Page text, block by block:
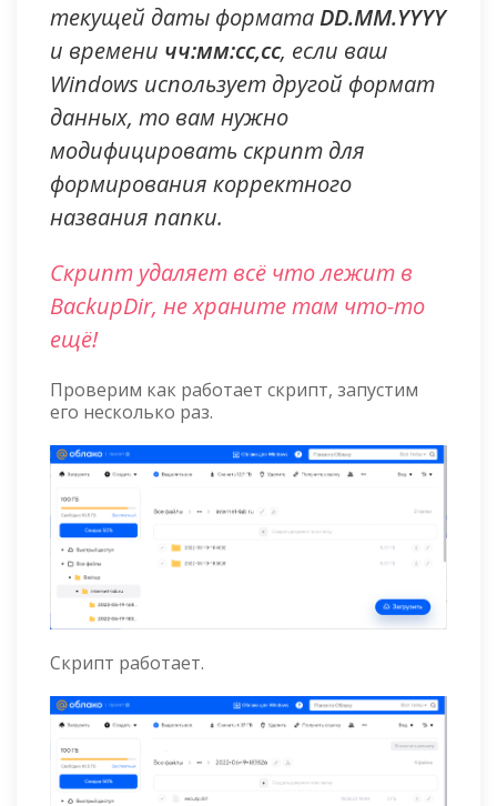
текущей даты форматаDD.MM.YYYY
и времени чч:мм:сс,сс, если ваш
Windows использует другой формат
данных, то вам нужно
модифицировать скрипт для
формирования корректного
названия папки.
Скрипт удаляет всё что лежит в
BackupDir, не храните там что-то
ещё!
Проверим как работает скрипт, запустим
его несколько раз.
Скрипт работает.